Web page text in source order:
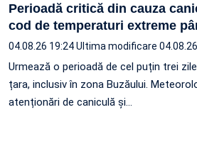
Perioadă critică din cauza
cod de temperaturi extreme
04.08.26 19:24Ultima modificare
Urmează o perioadă de cel puțin trei
țara, inclusiv în zona Buzăului.
atenționări de caniculă și…